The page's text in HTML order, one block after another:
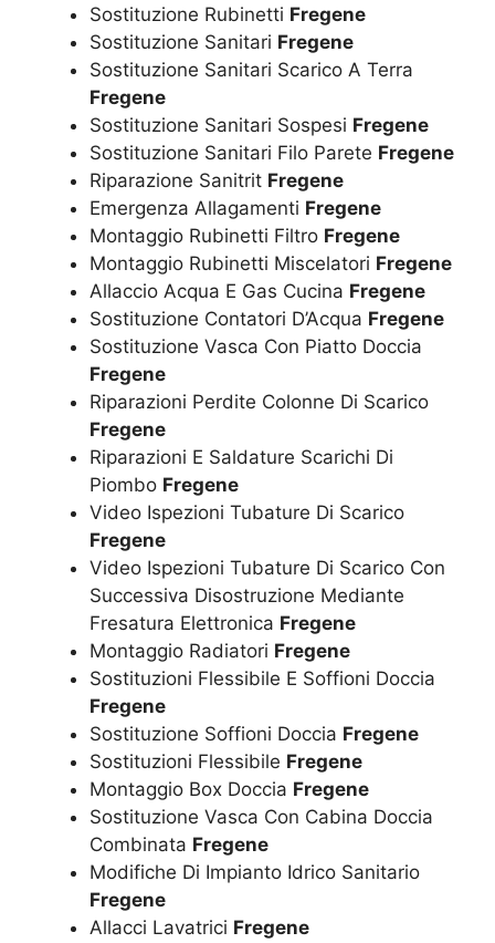
Sostituzione Rubinetti Fregene
Sostituzione Sanitari Fregene
Sostituzione Sanitari Scarico A Terra
Fregene
Sostituzione Sanitari Sospesi Fregene
Sostituzione Sanitari Filo Parete Fregene
Riparazione Sanitrit Fregene
Emergenza Allagamenti Fregene
Montaggio Rubinetti Filtro Fregene
Montaggio Rubinetti Miscelatori Fregene
Allaccio Acqua E Gas Cucina Fregene
Sostituzione Contatori D’Acqua Fregene
Sostituzione Vasca Con Piatto Doccia
Fregene
Riparazioni Perdite Colonne Di Scarico
Fregene
Riparazioni E Saldature Scarichi Di
Piombo Fregene
Video Ispezioni Tubature Di Scarico
Fregene
Video Ispezioni Tubature Di Scarico Con
Successiva Disostruzione Mediante
Fresatura Elettronica Fregene
Montaggio Radiatori Fregene
Sostituzioni Flessibile E Soffioni Doccia
Fregene
Sostituzione Soffioni Doccia Fregene
Sostituzioni Flessibile Fregene
Montaggio Box Doccia Fregene
Sostituzione Vasca Con Cabina Doccia
Combinata Fregene
Modifiche Di Impianto Idrico Sanitario
Fregene
Allacci Lavatrici Fregene